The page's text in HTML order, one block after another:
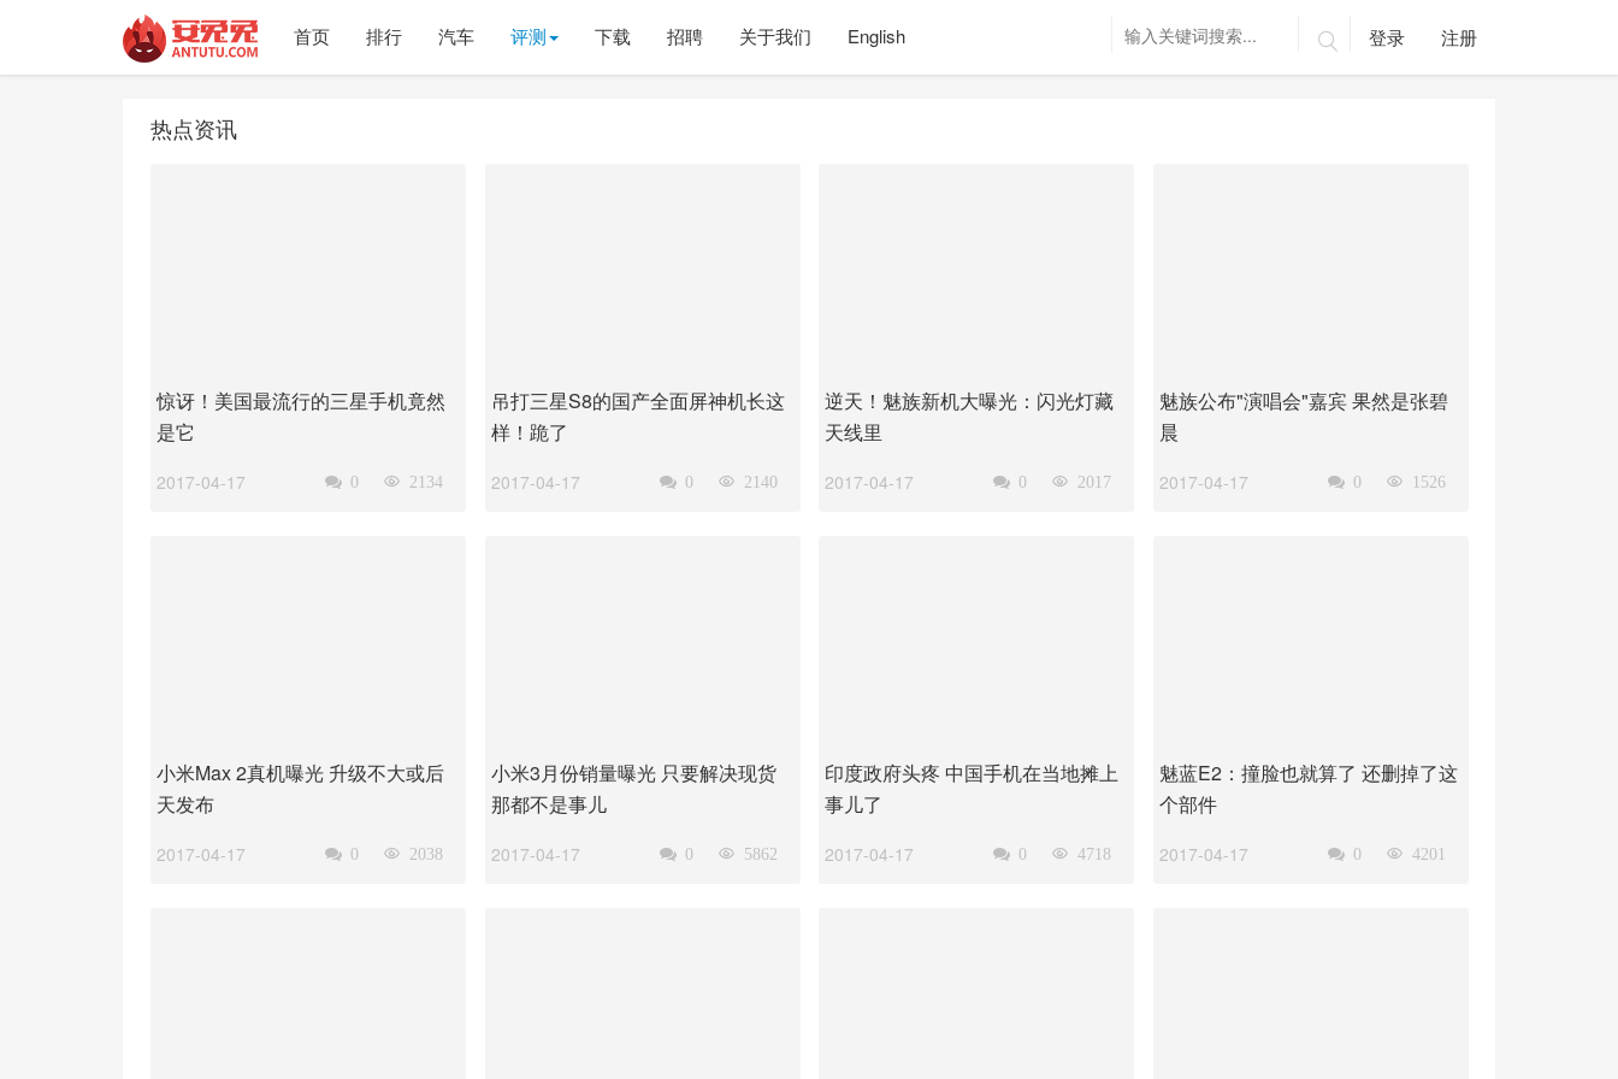
首页 排行 汽车 评测 下载 招聘 关于我们 English  登录 注册
热点资讯
惊讶！美国最流行的三星手机竟然
是它
2017-04-17 2134

0

吊打三星S8的国产全面屏神机长这
样！跪了
2017-04-17 2140

0

逆天！魅族新机大曝光：闪光灯藏
天线里
2017-04-17 2017

0

魅族公布"演唱会"嘉宾 果然是张碧
晨
2017-04-17 1526

0

小米Max 2真机曝光 升级不大或后
天发布
2017-04-17 2038

0

小米3月份销量曝光 只要解决现货
那都不是事儿
2017-04-17 5862

0

印度政府头疼 中国手机在当地摊上
事儿了
2017-04-17 4718

0

魅蓝E2：撞脸也就算了 还删掉了这
个部件
2017-04-17 4201

0
